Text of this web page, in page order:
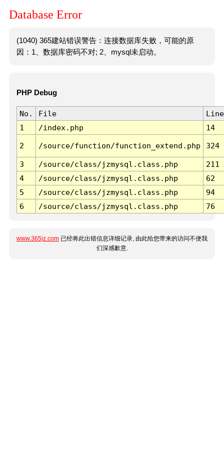
Database Error
(1040) 365建站错误警告：连接数据库失败，可能的原
因：1、数据库密码不对; 2、mysql未启动。
PHP Debug
No. File
Line
1
/index.php 14
2 /source/function/function_extend.php 324
3 /source/class/jzmysql.class.php
211
4
/source/class/jzmysql.class.php
62
5
/source/class/jzmysql.class.php
94
6
/source/class/jzmysql.class.php 76
www.365jz.com 已经将此出错信息详细记录, 由此给您带来的访问不便我
们深感歉意.